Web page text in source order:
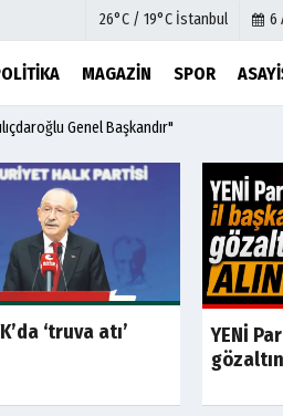
26°C / 19°C İstanbul 6
MAGAZIN SPOR
Genel Başkandır"
Son Dakika
‘truva atı’
YENİ